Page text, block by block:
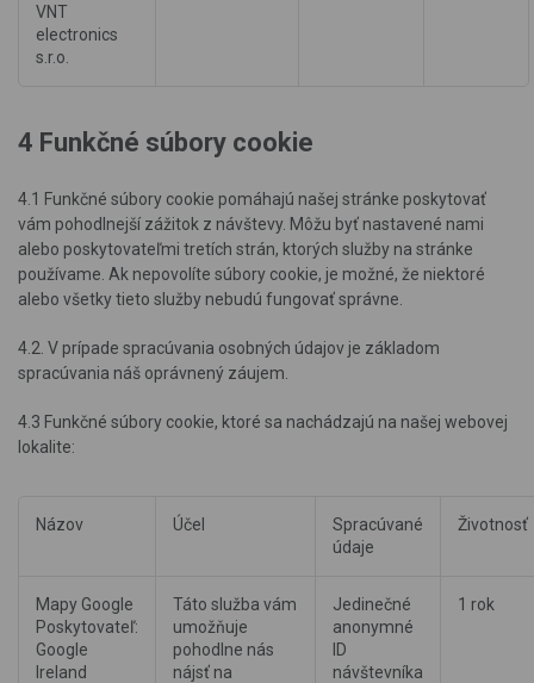
VNT
electronics
s.r.o.
4 Funkčné súbory cookie
4.1 Funkčné súbory cookie pomáhajú našej stránke poskytovať
vám pohodlnejší zážitok z návštevy. Môžu byť nastavené nami
alebo poskytovateľmi tretích strán, ktorých služby na stránke
používame. Ak nepovolíte súbory cookie, je možné, že niektoré
alebo všetky tieto služby nebudú fungovať správne.
4.2. V prípade spracúvania osobných údajov je základom
spracúvania náš oprávnený záujem.
4.3 Funkčné súbory cookie, ktoré sa nachádzajú na našej webovej
lokalite:
Názov Účel
Spracúvané
údaje
Životnosť
Mapy Google
Poskytovateľ:
Google
Ireland
Táto služba vám
umožňuje
pohodlne nás
nájsť na
Jedinečné
anonymné
ID
návštevníka
1 rok